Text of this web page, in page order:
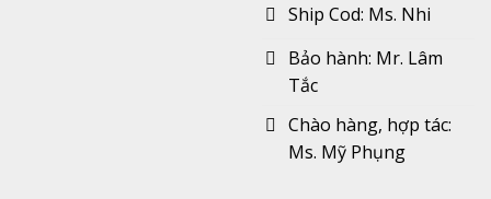
Ship Cod: Ms. Nhi
Bảo hành: Mr. Lâm
Tắc
Chào hàng, hợp tác:
Ms. Mỹ Phụng